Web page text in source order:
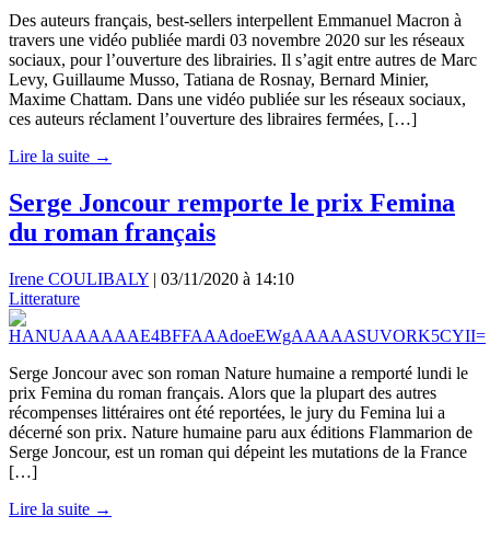
Des auteurs français, best-sellers interpellent Emmanuel Macron à
travers une vidéo publiée mardi 03 novembre 2020 sur les réseaux
sociaux, pour l’ouverture des librairies. Il s’agit entre autres de Marc
Levy, Guillaume Musso, Tatiana de Rosnay, Bernard Minier,
Maxime Chattam. Dans une vidéo publiée sur les réseaux sociaux,
ces auteurs réclament l’ouverture des libraires fermées, […]
Lire la suite →
Serge Joncour remporte le prix Femina
du roman français
Irene COULIBALY | 03/11/2020 à 14:10
Litterature
Serge Joncour avec son roman Nature humaine a remporté lundi le
prix Femina du roman français. Alors que la plupart des autres
récompenses littéraires ont été reportées, le jury du Femina lui a
décerné son prix. Nature humaine paru aux éditions Flammarion de
Serge Joncour, est un roman qui dépeint les mutations de la France
[…]
Lire la suite →